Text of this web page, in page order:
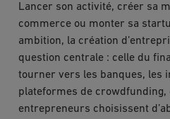
Lancer son activité, créer sa
commerce ou monter sa
ambition, la création
question centrale : celle du
tourner vers les banques, les
plateformes de crowdfunding,
entrepreneurs choisissent